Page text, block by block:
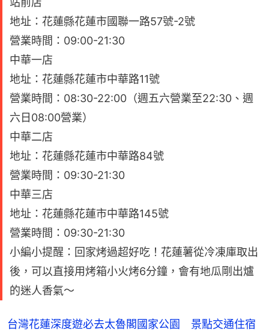
地址：花蓮縣花蓮市國聯一路57號-2號
營業時間：09:00-21:30
中華一店
地址：花蓮縣花蓮市中華路11號
營業時間：08:30-22:00（週五六營業至22:30、週
六日08:00營業）
中華二店
地址：花蓮縣花蓮市中華路84號
營業時間：09:30-21:30
中華三店
地址：花蓮縣花蓮市中華路145號
營業時間：09:30-21:30
小編小提醒：回家烤過超好吃！花蓮薯從冷凍庫取出
後，可以直接用烤箱小火烤6分鐘，會有地瓜剛出爐
的迷人香氣～
台灣花蓮深度遊必去太魯閣國家公園 景點交通住宿